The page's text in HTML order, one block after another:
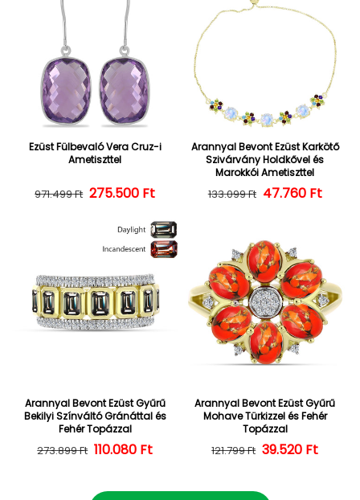
Ezüst Fülbevaló Vera Cruz-i
Ametiszttel
Normál ár
971.499 Ft Kedvezményes ár
275.500 Ft
Arannyal Bevont Ezüst Karkötő
Szivárvány Holdkővel és
Marokkói Ametiszttel
Normál ár
133.099 Ft 47.760 Ft
Arannyal Bevont Ezüst Gyűrű
Bekilyi Színváltó Gránáttal és
Fehér Topázzal
Normál ár
273.899 Ft Kedvezményes ár
110.080 Ft
Arannyal Bevont Ezüst Gyűrű
Mohave Türkizzel és Fehér
Topázzal
Normál ár
121.799 Ft 39.520 Ft